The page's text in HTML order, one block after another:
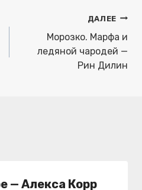
ДАЛЕЕ
Морозко. Марфа и
ледяной чародей —
Рин Дилин
— Алекса Корр